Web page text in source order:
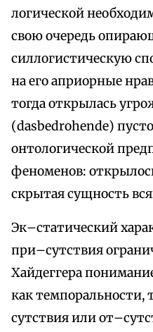
логической
свою очередь
силлогистическую
на его априорные
тогда открылась
(dasbedrohende)
онтологической
феноменов:
скрытая сущность
Эк–статический
при–сутствия
Хайдеггера
как темпоральности,
сутствия или